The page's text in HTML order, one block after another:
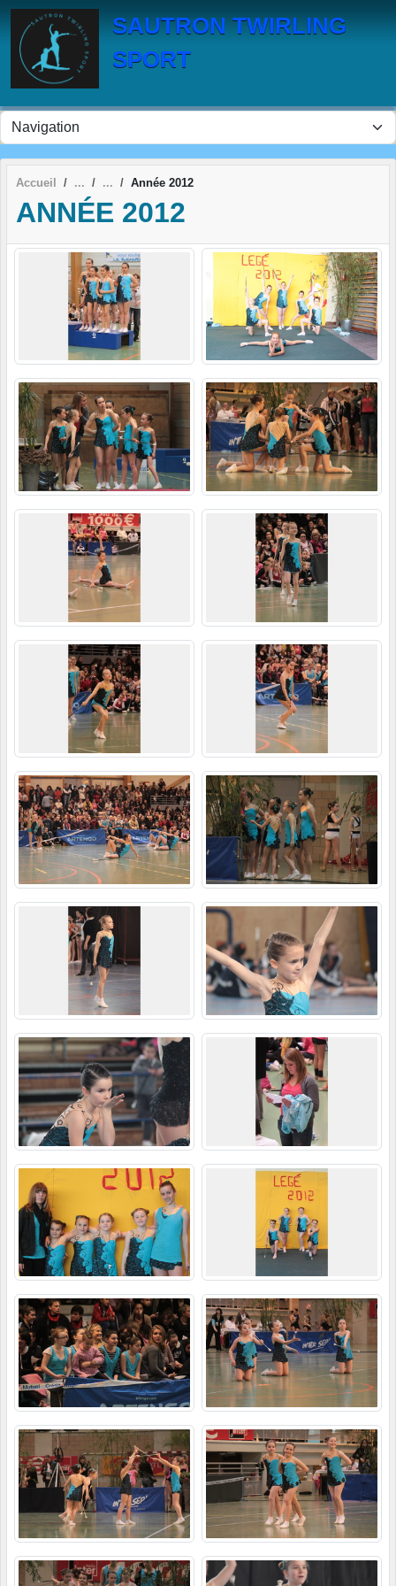
SAUTRON TWIRLING
SPORT
Accueil Année 2012
ANNÉE 2012
Panneau de gestion des cookies